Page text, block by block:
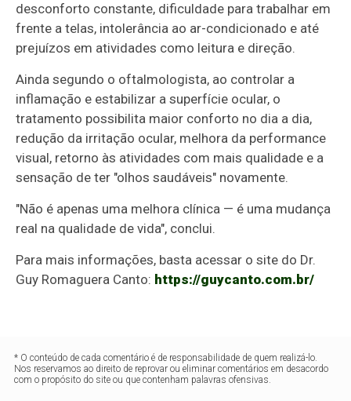
desconforto constante, dificuldade para trabalhar em
frente a telas, intolerância ao ar-condicionado e até
prejuízos em atividades como leitura e direção.
Ainda segundo o oftalmologista, ao controlar a
inflamação e estabilizar a superfície ocular, o
tratamento possibilita maior conforto no dia a dia,
redução da irritação ocular, melhora da performance
visual, retorno às atividades com mais qualidade e a
sensação de ter "olhos saudáveis" novamente.
"Não é apenas uma melhora clínica — é uma mudança
real na qualidade de vida", conclui.
Para mais informações, basta acessar o site do Dr.
Guy Romaguera Canto: https://guycanto.com.br/
* O conteúdo de cada comentário é de responsabilidade de quem realizá-lo.
Nos reservamos ao direito de reprovar ou eliminar comentários em desacordo
com o propósito do site ou que contenham palavras ofensivas.